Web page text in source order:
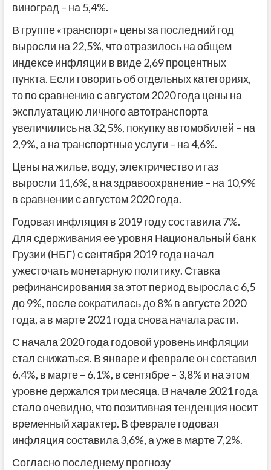
виноград – на 5,4%.
В группе «транспорт» цены за последний год
выросли на 22,5%, что отразилось на общем
индексе инфляции в виде 2,69 процентных
пункта. Если говорить об отдельных категориях,
то по сравнению с августом 2020 года цены на
эксплуатацию личного автотранспорта
увеличились на 32,5%, покупку автомобилей – на
2,9%, а на транспортные услуги – на 4,6%.
Цены на жилье, воду, электричество и газ
выросли 11,6%, а на здравоохранение – на 10,9%
в сравнении с августом 2020 года.
Годовая инфляция в 2019 году составила 7%.
Для сдерживания ее уровня Национальный банк
Грузии (НБГ) с сентября 2019 года начал
ужесточать монетарную политику. Ставка
рефинансирования за этот период выросла с 6,5
до 9%, после сократилась до 8% в августе 2020
года, а в марте 2021 года снова начала расти.
С начала 2020 года годовой уровень инфляции
стал снижаться. В январе и феврале он составил
6,4%, в марте – 6,1%, в сентябре – 3,8% и на этом
уровне держался три месяца. В начале 2021 года
стало очевидно, что позитивная тенденция носит
временный характер. В феврале годовая
инфляция составила 3,6%, а уже в марте 7,2%.
Согласно последнему прогнозу